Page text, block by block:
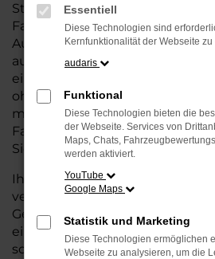
Stuhr, die ein zuverlässiges und
Fahrzeug suchen.Mit seiner
Ausstattung, der niedrigen
ausgezeichneten Pflege ist
eine kostengünstige
ohne auf Komfort und Qualität
müssen. Ob im Stadtverkehr
Fahrten, der Kamiq überzeugt
Sicherheit und
Ihr Škoda Autohaus in Stuhr ist
vertrauenswürdiger Partner,
Gebrauchtwagen geht. Wir
eine große Auswahl an
sondern auch eine
Essentiell
Diese Technologien sind
Kernfunktionalität der Webseite
audaris
Funktional
Diese Technologien bieten die
der Webseite. Services von
Maps, Chats,
werden aktiviert.
YouTube
Google Maps
Statistik und Marketing
Diese Technologien ermöglichen
Webseite zu analysieren, um die